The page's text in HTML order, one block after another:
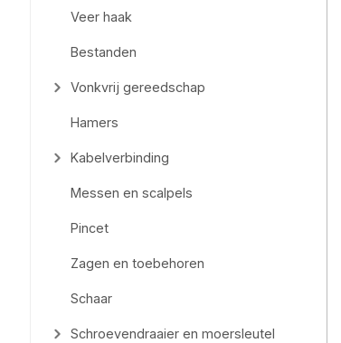
Veer haak
Bestanden
Vonkvrij gereedschap
Hamers
Kabelverbinding
Messen en scalpels
Pincet
Zagen en toebehoren
Schaar
Schroevendraaier en moersleutel